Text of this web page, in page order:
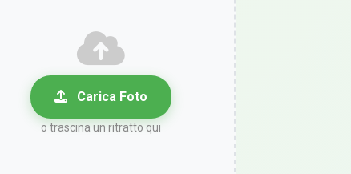
Carica Foto
o trascina un ritratto qui